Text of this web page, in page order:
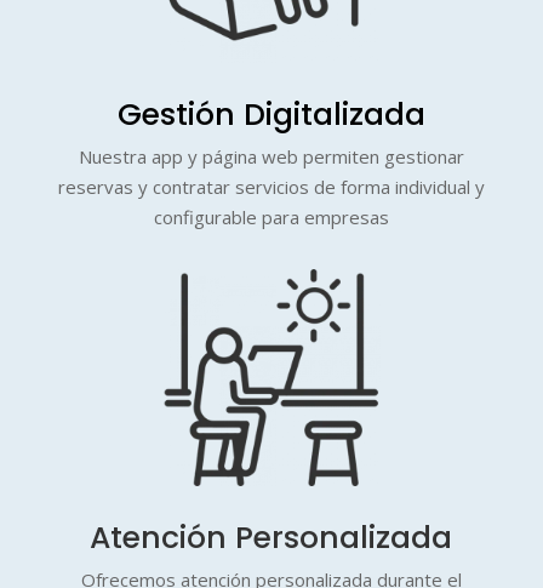
Gestión Digitalizada
Nuestra app y página web permiten gestionar
reservas y contratar servicios de forma individual y
configurable para empresas
Atención Personalizada
Ofrecemos atención personalizada durante el